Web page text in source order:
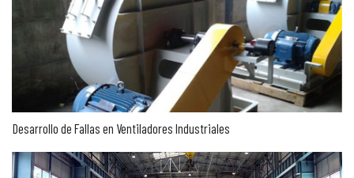
Desarrollo de Fallas en Ventiladores Industriales